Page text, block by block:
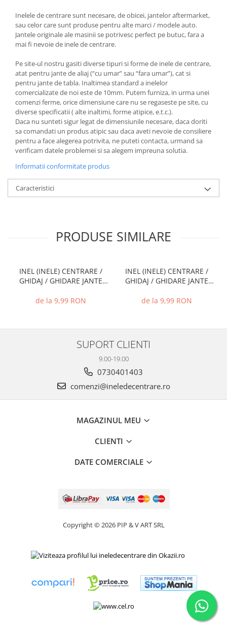
Inelele de centrare sunt necesare, de obicei, jantelor aftermarket,
sau celor care sunt produse pentru alte marci / modele auto.
Jantele originale ale masinii se potrivesc perfect pe butuc, fara a
mai fi nevoie de inele de centrare.
Pe site-ul nostru gasiti diverse tipuri si forme de inele de centrare,
atat pentru jante de aliaj (“cu umar” sau “fara umar”), cat si
pentru jante de tabla. Inaltimea standard a inelelor
comercializate de noi este de 10mm. Putem furniza, in urma unei
comenzi ferme, orice dimensiune care nu se regaseste pe site, cu
diverse specificatii ( alte inaltimi, forme atipice, e.t.c.).
Daca nu sunteti sigur legat de dimensiunile necesare, daca doriti
sa comandati un produs atipic sau daca aveti nevoie de consiliere
pentru a face alegerea potrivita, ne puteti contacta, urmand sa
verificam datele problemei si sa alegem impreuna solutia.
Informatii conformitate produs
Caracteristici
PRODUSE SIMILARE
INEL (INELE) CENTRARE /
GHIDAJ / GHIDARE JANTE
de la 9,99 RON
INEL (INELE) CENTRARE /
GHIDAJ / GHIDARE JANTE
de la 9,99 RON
SUPORT CLIENTI
9.00-19.00
0730401403
comenzi@ineledecentrare.ro
MAGAZINUL MEU
CLIENTI
DATE COMERCIALE
Copyright © 2026 PIP & V ART SRL